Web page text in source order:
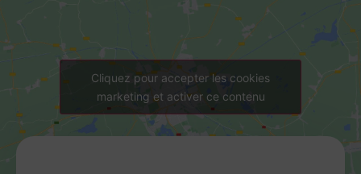
Cliquez pour accepter les cookies
marketing et activer ce contenu